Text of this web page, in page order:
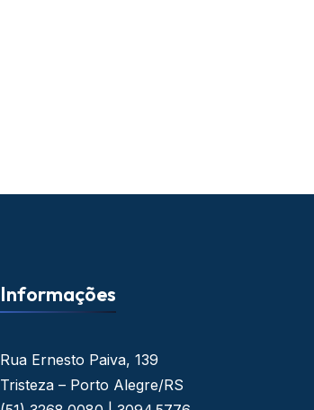
Informações
Rua Ernesto Paiva, 139
Tristeza – Porto Alegre/RS